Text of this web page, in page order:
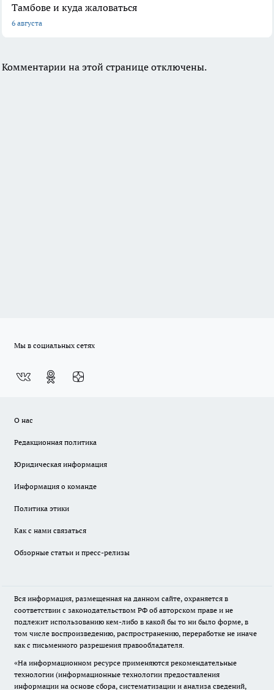
Тамбове и куда жаловаться
6 августа
Комментарии на этой странице отключены.
Мы в социальных сетях
О нас
Редакционная политика
Юридическая информация
Информация о команде
Политика этики
Как с нами связаться
Обзорные статьи и пресс-релизы
Вся информация, размещенная на данном сайте, охраняется в
соответствии с законодательством РФ об авторском праве и не
подлежит использованию кем-либо в какой бы то ни было форме, в
том числе воспроизведению, распространению, переработке не иначе
как с письменного разрешения правообладателя.
«На информационном ресурсе применяются рекомендательные
технологии (информационные технологии предоставления
информации на основе сбора, систематизации и анализа сведений,